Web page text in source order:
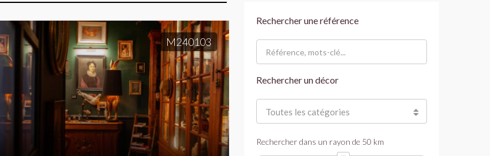
M240103
Rechercher une référence
Rechercher un décor
Toutes les catégories
Rechercher dans un rayon de 50 km